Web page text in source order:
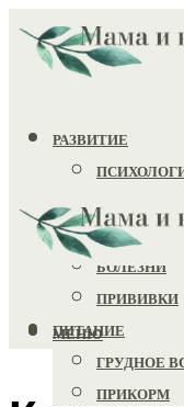
РАЗВИТИЕ
ИГРУШКИ
ЗДОРОВЬЕ
БОЛЕЗНИ
ПРИВИВКИ
ПИТАНИЕ
ГРУДНОЕ
ПРИКОРМ
МЕНЮ